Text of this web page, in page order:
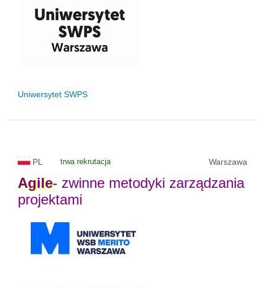
Uniwersytet SWPS
PL trwa rekrutacja Warszawa
Agile- zwinne metodyki zarządzania
projektami